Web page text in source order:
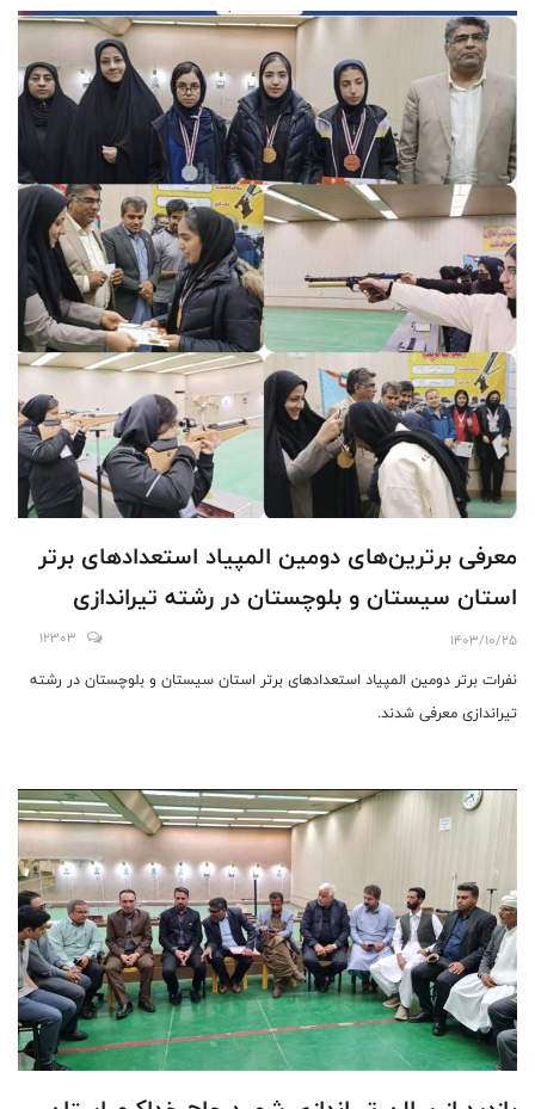
معرفی برترین‌های دومین المپیاد استعدادهای برتر
استان سیستان و بلوچستان در رشته تیراندازی
1403/10/25
12303
نفرات برتر دومین المپیاد استعدادهای برتر استان سیستان و بلوچستان در رشته
تیراندازی معرفی شدند.